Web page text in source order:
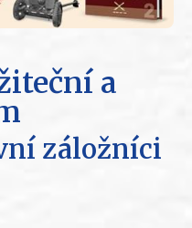
a
záložníci